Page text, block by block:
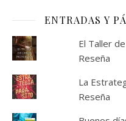
ENTRADAS Y
El Taller
Reseña
La
Reseña